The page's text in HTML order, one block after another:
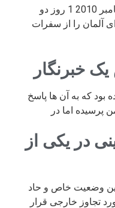
چهارشنبه 31 شهریور 89 / 22 سپتامبر 2010 1 روز دو
آلمان را از سفرات
خبرنگار
که به آن ها پاسخ
پرسیده اما در
در یکی از
این وضعیت خاص و حاد
تجاوز خارجی قرار